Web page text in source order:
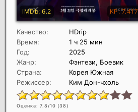
Качество:
HDrip
Время:
1 ч 25 мин
Год:
2025
Жанр:
Фэнтези, Боевик
Страна:
Корея Южная
Режиссер:
Ким Дон-чхоль
Оценка: 7.8/10 (38)